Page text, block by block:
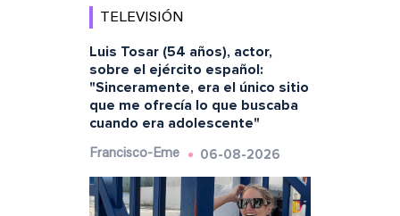
TELEVISIÓN
Luis Tosar (54 años), actor,
sobre el ejército español:
"Sinceramente, era el único sitio
que me ofrecía lo que buscaba
cuando era adolescente"
Francisco-Eme 06-08-2026